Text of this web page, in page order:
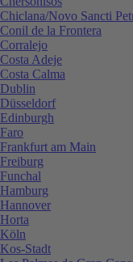
Chiclana/Novo Sancti
Conil de la Frontera
Corralejo
Costa Adeje
Costa Calma
Dublin
Düsseldorf
Edinburgh
Faro
Frankfurt am Main
Freiburg
Funchal
Hamburg
Hannover
Horta
Köln
Kos-Stadt